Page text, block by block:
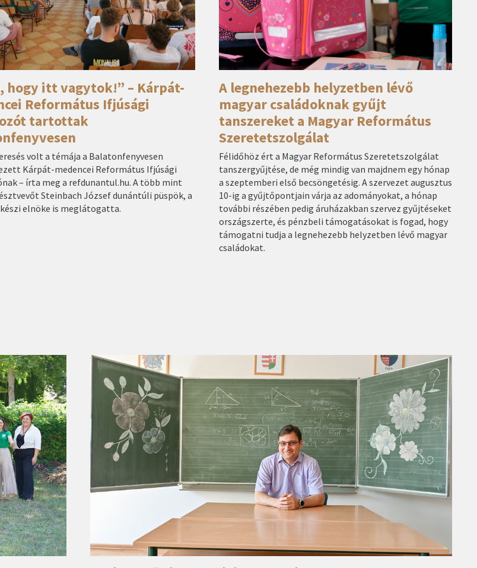
hogy itt vagytok!” – Kárpát-
Református Ifjúsági
tartottak
volt a témája a Balatonfenyvesen
Kárpát-medencei Református Ifjúsági
– írta meg a refdunantul.hu. A több mint
Steinbach József dunántúli püspök, a
elnöke is meglátogatta.
A legnehezebb helyzetben lévő
magyar családoknak gyűjt
tanszereket a Magyar Református
Szeretetszolgálat
Félidőhöz ért a Magyar Református Szeretetszolgálat
tanszergyűjtése, de még mindig van majdnem egy hónap
a szeptemberi első becsöngetésig. A szervezet augusztus
10-ig a gyűjtőpontjain várja az adományokat, a hónap
további részében pedig áruházakban szervez gyűjtéseket
országszerte, és pénzbeli támogatásokat is fogad, hogy
támogatni tudja a legnehezebb helyzetben lévő magyar
családokat.